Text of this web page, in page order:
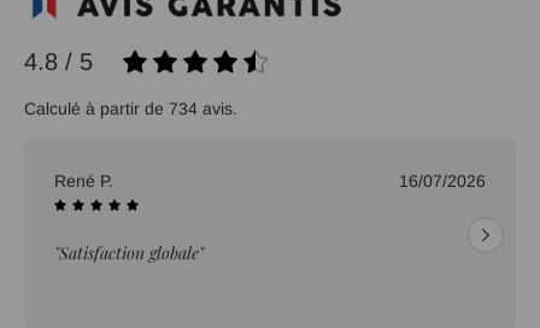
4.8 / 5
Calculé à partir de 734 avis.
René P. 16/07/2026
"Satisfaction globale"